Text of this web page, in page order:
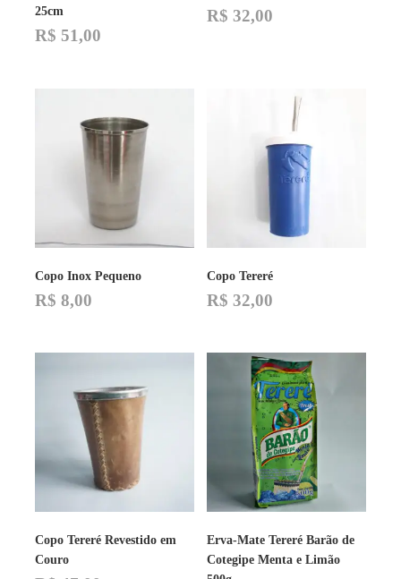
25cm
R$ 51,00
R$ 32,00
Copo Inox Pequeno
R$ 8,00
Copo Tereré
R$ 32,00
tem
variantes.
escolhidas
página
do
Copo Tereré Revestido em
Couro
Erva-Mate Tereré Barão de
Cotegipe Menta e Limão